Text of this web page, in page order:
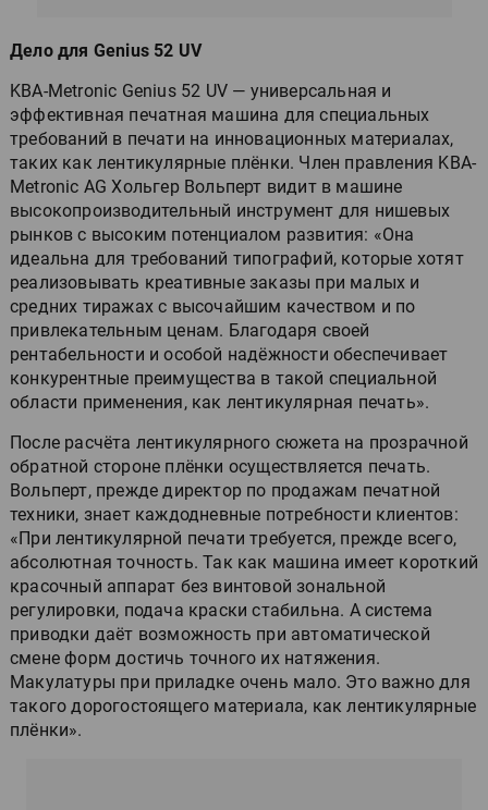
Дело для Genius 52 UV
KBA-Metronic Genius 52 UV — универсальная и
эффективная печатная машина для специальных
требований в печати на инновационных материалах,
таких как лентикулярные плёнки. Член правления KBA-
Metronic AG Хольгер Вольперт видит в машине
высокопроизводительный инструмент для нишевых
рынков с высоким потенциалом развития: «Она
идеальна для требований типографий, которые хотят
реализовывать креативные заказы при малых и
средних тиражах с высочайшим качеством и по
привлекательным ценам. Благодаря своей
рентабельности и особой надёжности обеспечивает
конкурентные преимущества в такой специальной
области применения, как лентикулярная печать».
После расчёта лентикулярного сюжета на прозрачной
обратной стороне плёнки осуществляется печать.
Вольперт, прежде директор по продажам печатной
техники, знает каждодневные потребности клиентов:
«При лентикулярной печати требуется, прежде всего,
абсолютная точность. Так как машина имеет короткий
красочный аппарат без винтовой зональной
регулировки, подача краски стабильна. А система
приводки даёт возможность при автоматической
смене форм достичь точного их натяжения.
Макулатуры при приладке очень мало. Это важно для
такого дорогостоящего материала, как лентикулярные
плёнки».